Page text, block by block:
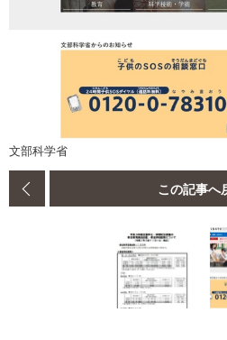
文部科学省
この記事へ